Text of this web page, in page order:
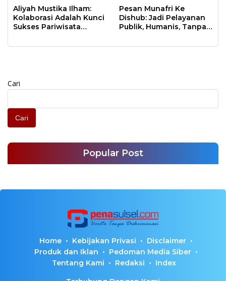
Samalona
Aliyah Mustika Ilham:
Kolaborasi Adalah Kunci
Sukses Pariwisata
Pesan Munafri Ke
Dishub: Jadi Pelayanan
Publik, Humanis, Tanpa
Cari
Cari
Popular Post
Home Kebijakan Privasi
Disclaimer
Produk dan Iklan
Pedoman Media Siber
Tentang Kami
Redaksi Index